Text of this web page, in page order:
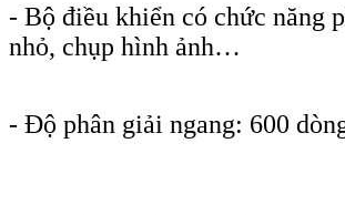
- Bộ điều khiển có chức năng
nhỏ, chụp
- Độ phân giải ngang: